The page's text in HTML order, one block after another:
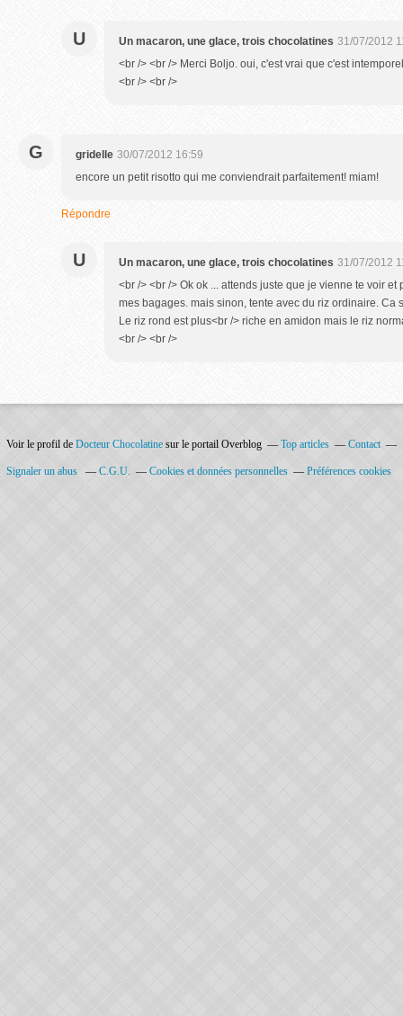
U Un macaron, une glace, trois chocolatines 31/07/2012
<br /> <br /> Merci Boljo. oui, c'est vrai que c'est
<br /> <br />
G gridelle 30/07/2012 16:59
encore un petit risotto qui me conviendrait parfaitement! miam!
Répondre
U Un macaron, une glace, trois chocolatines 31/07/2012
<br /> <br /> Ok ok ... attends juste que je vienne te voir
mes bagages. mais sinon, tente avec du riz ordinaire. Ca
Le riz rond est plus<br /> riche en amidon mais le riz
<br /> <br />
Voir le profil de Docteur Chocolatine sur le portail Overblog Top articles Contact
Signaler un abus C.G.U. Cookies et données personnelles Préférences cookies